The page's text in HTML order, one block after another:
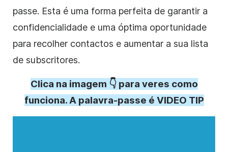
passe. Esta é uma forma perfeita de garantir a
confidencialidade e uma óptima oportunidade
para recolher contactos e aumentar a sua lista
de subscritores.
Clica na imagem 👇 para veres como
funciona. A palavra-passe é VIDEO TIP